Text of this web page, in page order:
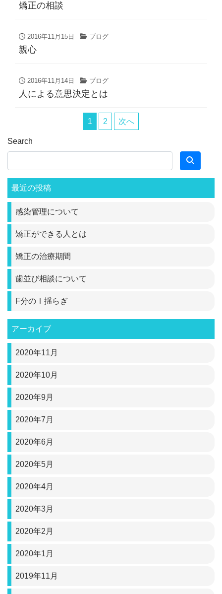
矯正の相談
2016年11月15日 ブログ
親心
2016年11月14日 ブログ
人による意思決定とは
1 2 次へ
Search
最近の投稿
感染管理について
矯正ができる人とは
矯正の治療期間
歯並び相談について
F分のⅠ揺らぎ
アーカイブ
2020年11月
2020年10月
2020年9月
2020年7月
2020年6月
2020年5月
2020年4月
2020年3月
2020年2月
2020年1月
2019年11月